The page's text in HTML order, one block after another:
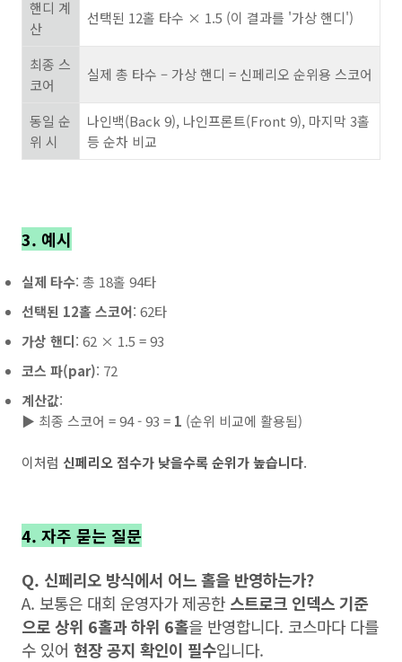
핸디 계
산
선택된 12홀 타수 × 1.5 (이 결과를 '가상 핸디')
최종 스
코어
실제 총 타수 – 가상 핸디 = 신페리오 순위용 스코어
동일 순
위 시
나인백(Back 9), 나인프론트(Front 9), 마지막 3홀
등 순차 비교
3. 예시
실제 타수: 총 18홀 94타
선택된 12홀 스코어: 62타
가상 핸디: 62 × 1.5 = 93
코스 파(par): 72
계산값:
▶ 최종 스코어 = 94 - 93 = 1 (순위 비교에 활용됨)
이처럼 신페리오 점수가 낮을수록 순위가 높습니다.
4. 자주 묻는 질문
Q. 신페리오 방식에서 어느 홀을 반영하는가?
A. 보통은 대회 운영자가 제공한 스트로크 인덱스 기준
으로 상위 6홀과 하위 6홀을 반영합니다. 코스마다 다를
수 있어 현장 공지 확인이 필수입니다.